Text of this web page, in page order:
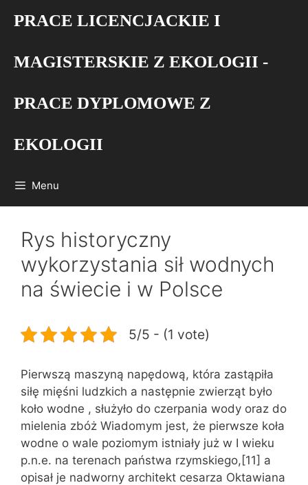
PRACE LICENCJACKIE I
MAGISTERSKIE Z EKOLOGII -
PRACE DYPLOMOWE Z
EKOLOGII
Menu
Rys historyczny
wykorzystania sił wodnych
na świecie i w Polsce
5/5 - (1 vote)
Pierwszą maszyną napędową, która zastąpiła
siłę mięśni ludzkich a następnie zwierząt było
koło wodne , służyło do czerpania wody oraz do
mielenia zbóż Wiadomym jest, że pierwsze koła
wodne o wale poziomym istniały już w I wieku
p.n.e. na terenach państwa rzymskiego,[11] a
opisał je nadworny architekt cesarza Oktawiana